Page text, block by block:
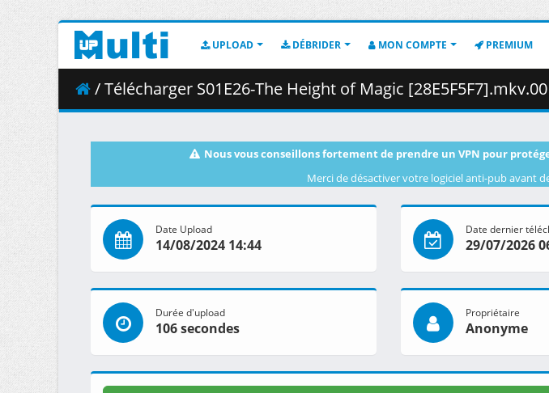
UPLOAD DÉBRIDER MON COMPTE PREMIUM
/ Télécharger S01E26-The Height of Magic
Nous vous conseillons fortement de prendre un VPN pour
Merci de désactiver votre logiciel anti-pub avant
Date Upload
14/08/2024 14:44
Date dernier
29/07/2026
Durée d'upload
106 secondes
Propriétaire
Anonyme